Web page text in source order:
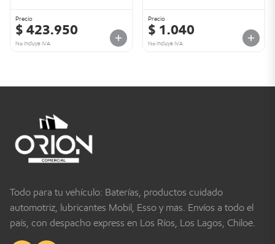
Precio
$ 423.950
No incluye IVA
Precio
$ 1.040
No incluye IVA
Todo para tu vehículo: Baterías, productos cuidado
automotriz, lubricantes Mobil, Esso y más. Envíos a todo el
país, con despacho express en Los Ríos, Los Lagos, Chiloé.